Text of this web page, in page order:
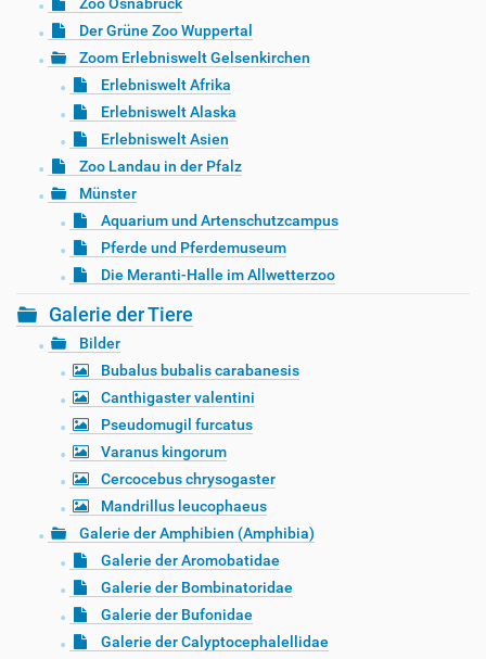
Zoo Osnabrück
Der Grüne Zoo Wuppertal
Zoom Erlebniswelt Gelsenkirchen
Erlebniswelt Afrika
Erlebniswelt Alaska
Erlebniswelt Asien
Zoo Landau in der Pfalz
Münster
Aquarium und Artenschutzcampus
Pferde und Pferdemuseum
Die Meranti-Halle im Allwetterzoo
Galerie der Tiere
Bilder
Bubalus bubalis carabanesis
Canthigaster valentini
Pseudomugil furcatus
Varanus kingorum
Cercocebus chrysogaster
Mandrillus leucophaeus
Galerie der Amphibien (Amphibia)
Galerie der Aromobatidae
Galerie der Bombinatoridae
Galerie der Bufonidae
Galerie der Calyptocephalellidae